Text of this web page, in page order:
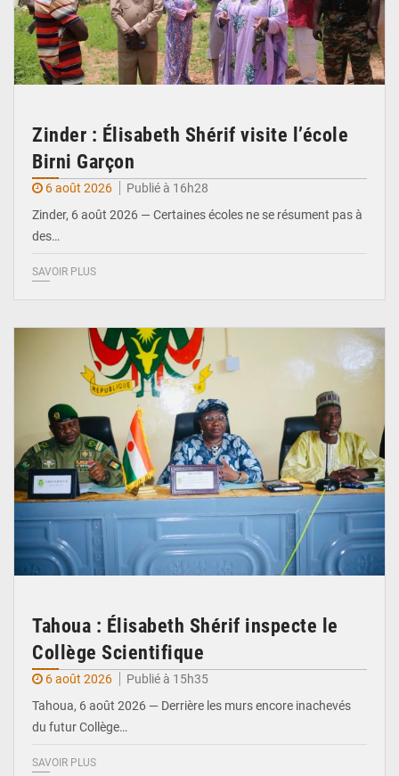
Zinder : Élisabeth Shérif visite l’école
Birni Garçon
6 août 2026
Publié à 16h28
Zinder, 6 août 2026 — Certaines écoles ne se résument pas à
des…
SAVOIR PLUS
Tahoua : Élisabeth Shérif inspecte le
Collège Scientifique
6 août 2026
Publié à 15h35
Tahoua, 6 août 2026 — Derrière les murs encore inachevés
du futur Collège…
SAVOIR PLUS